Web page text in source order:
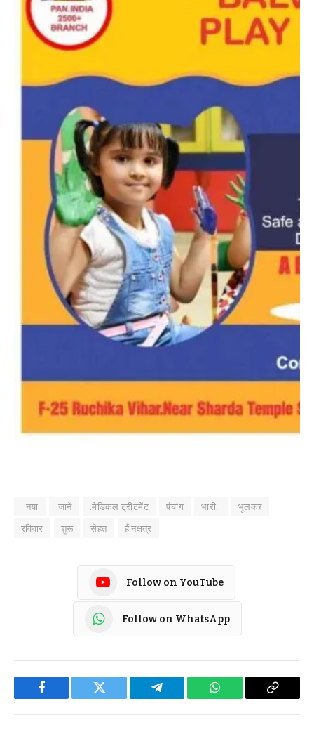
. नया .जानें .मेडिकल ट्रीटमेंट पंचांग भारी..
भूलकर
रविवार
शुरू सेहत हैं नक्षत्र
Follow on YouTube
Follow on WhatsApp
Facebook Twitter Telegram WhatsApp Copy